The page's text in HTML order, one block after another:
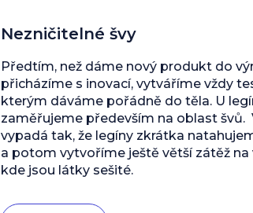
Nezničitelné švy
Předtím, než dáme nový produkt do
přicházíme s inovací, vytváříme vždy
kterým dáváme pořádně do těla. U
zaměřujeme především na oblast švů.
vypadá tak, že legíny zkrátka
a potom vytvoříme ještě větší zátěž na
kde jsou látky sešité.